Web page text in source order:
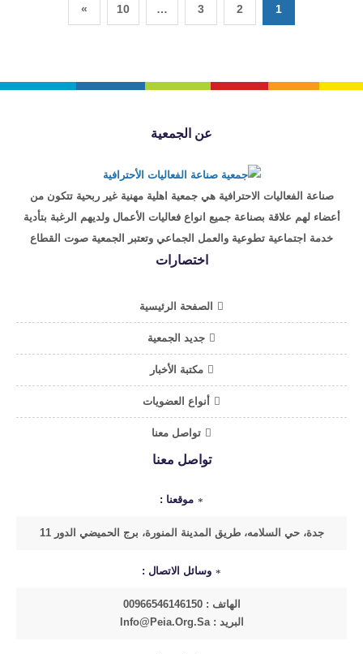
1
2
3
…
10
»
عن الجمعية
صناعة الفعاليات الاحترافية هي جمعية اهلية مهنية غير ربحية تتكون من
أعضاء لهم علاقة بصناعة جميع انواع فعاليات الأعمال ولديهم الرغبة بتأدية
خدمة اجتماعية تطوعية والعمل الجماعي وتعتبر الجمعية صوت القطاع
اختصارات
الصفحة الرئيسية
جديد الجمعية
مكتبة الأخبار
أنواع العضويات
تواصل معنا
تواصل معنا
موقعنا :
جدة، حي السلامه، طريق المدينة المنورة، برج الحميضي الدور 11
وسائل الاتصال :
الهاتف : 00966546146150
البريد : Info@peia.org.sa